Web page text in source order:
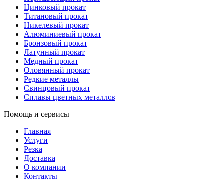
Цинковый прокат
Титановый прокат
Никелевый прокат
Алюминиевый прокат
Бронзовый прокат
Латунный прокат
Медный прокат
Оловянный прокат
Редкие металлы
Свинцовый прокат
Сплавы цветных металлов
Помощь и сервисы
Главная
Услуги
Резка
Доставка
О компании
Контакты